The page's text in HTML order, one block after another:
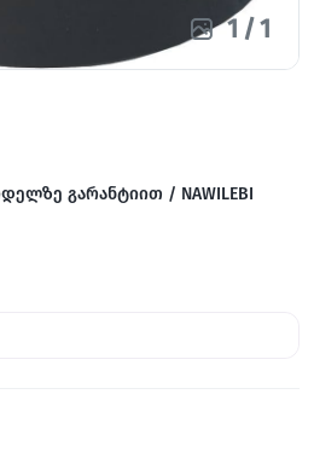
1 / 1
გარანტიით / NAWILEBI